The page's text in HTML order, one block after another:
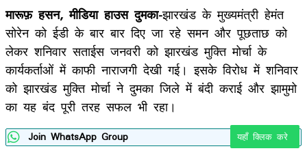
मारूफ़ हसन, मीडिया हाउस दुमका-झारखंड के मुख्यमंत्री हेमंत
सोरेन को ईडी के बार बार दिए जा रहे समन और पूछताछ को
लेकर शनिवार सताईस जनवरी को झारखंड मुक्ति मोर्चा के
कार्यकर्ताओं में काफी नाराजगी देखी गई। इसके विरोध में शनिवार
को झारखंड मुक्ति मोर्चा ने दुमका जिले में बंदी कराई और झामुमो
का यह बंद पूरी तरह सफल भी रहा।
Join WhatsApp Group यहाँ क्लिक करे